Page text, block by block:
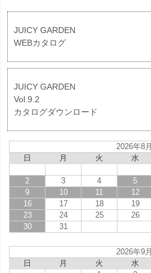
JUICY GARDEN
WEBカタログ
JUICY GARDEN
Vol.9.2
カタログダウンロード
2026年8月
日
月 火 水
2
3 4 5
9
10 11 12
16
17 18 19
23
24 25 26
30
31
2026年9月
日
月 火 水